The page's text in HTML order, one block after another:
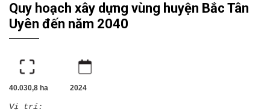
Quy hoạch xây dựng vùng huyện Bắc Tân
Uyên đến năm 2040
40.030,8 ha 2024
Vị trí: